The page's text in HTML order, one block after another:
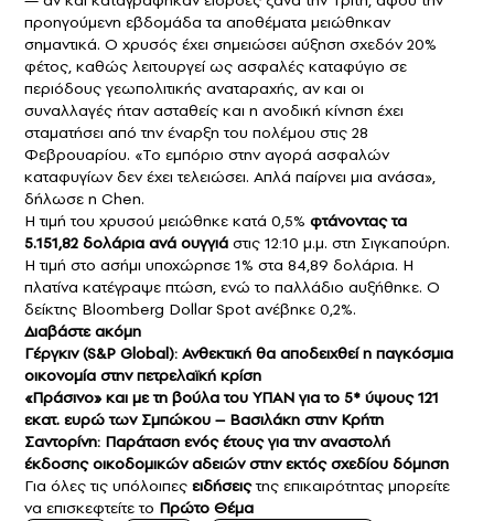
προηγούμενη εβδομάδα τα αποθέματα μειώθηκαν
σημαντικά. Ο χρυσός έχει σημειώσει αύξηση σχεδόν 20%
φέτος, καθώς λειτουργεί ως ασφαλές καταφύγιο σε
περιόδους γεωπολιτικής αναταραχής, αν και οι
συναλλαγές ήταν ασταθείς και η ανοδική κίνηση έχει
σταματήσει από την έναρξη του πολέμου στις 28
Φεβρουαρίου. «Το εμπόριο στην αγορά ασφαλών
καταφυγίων δεν έχει τελειώσει. Απλά παίρνει μια ανάσα»,
δήλωσε η Chen.
Η τιμή του χρυσού μειώθηκε κατά 0,5% φτάνοντας τα
5.151,82 δολάρια ανά ουγγιά στις 12:10 μ.μ. στη Σιγκαπούρη.
Η τιμή στο ασήμι υποχώρησε 1% στα 84,89 δολάρια. Η
πλατίνα κατέγραψε πτώση, ενώ το παλλάδιο αυξήθηκε. Ο
δείκτης Bloomberg Dollar Spot ανέβηκε 0,2%.
Διαβάστε ακόμη
Γέργκιν (S&P Global): Ανθεκτική θα αποδειχθεί η παγκόσμια
οικονομία στην πετρελαϊκή κρίση
«Πράσινο» και με τη βούλα του ΥΠΑΝ για το 5* ύψους 121
εκατ. ευρώ των Σμπώκου – Βασιλάκη στην Κρήτη
Σαντορίνη: Παράταση ενός έτους για την αναστολή
έκδοσης οικοδομικών αδειών στην εκτός σχεδίου δόμηση
Για όλες τις υπόλοιπες ειδήσειςτης επικαιρότητας μπορείτε
να επισκεφτείτε το Πρώτο Θέμα